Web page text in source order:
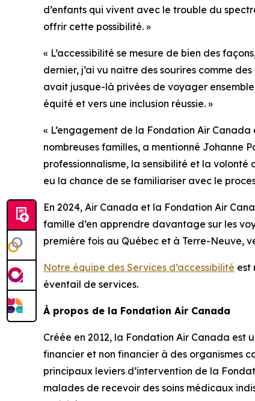
d’enfants qui vivent avec le trouble du
offrir cette possibilité. »
« L’accessibilité se mesure de bien des
dernier, j’ai vu naître des sourires comme
avait jusque-là privées de voyager
équité et vers une inclusion réussie. »
« L’engagement de la Fondation Air
nombreuses familles, a mentionné Johanne
professionnalisme, la sensibilité et la volonté
eu la chance de se familiariser avec le
En 2024, Air Canada et la Fondation Air
famille d’en apprendre davantage sur les
première fois au Québec et à Terre-Neuve,
Notre équipe des Services d’accessibilité est
éventail de services.
À propos de la Fondation Air Canada
Créée en 2012, la Fondation Air Canada est
financier et non financier à des organismes
principaux leviers d’intervention de la
malades de recevoir des soins médicaux